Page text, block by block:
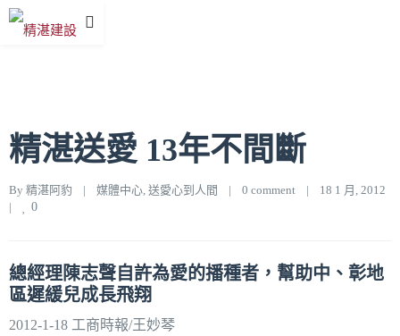
精湛送愛 13年不間斷
By 精湛阿豹 | 媒體中心, 送愛心到人間 | 0 comment |
|
0
總經理陳志聲自許為愛的播種者，幫助中、彰地
區遲緩兒成長飛翔
2012-1-18 工商時報/王妙琴